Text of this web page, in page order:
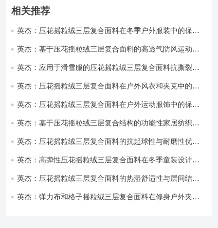
相关推荐
英杰：压花摇粒绒三层复合面料在冬季户外服装中的保暖
英杰：基于压花摇粒绒三层复合面料的高透气防风运动服
英杰：应用于滑雪服的压花摇粒绒三层复合面料抗撕裂与
英杰：压花摇粒绒三层复合面料在户外风衣和夹克中的应
英杰：压花摇粒绒三层复合面料在户外运动服饰中的保暖
英杰：基于压花摇粒绒三层复合结构的功能性家居纺织品
英杰：压花摇粒绒三层复合面料的抗起球性与耐磨性优化
英杰：高弹性压花摇粒绒三层复合面料在冬季童装设计中
英杰：压花摇粒绒三层复合面料的热湿舒适性与层间结合
英杰：弹力布和格子摇粒绒三层复合面料在修身户外夹克